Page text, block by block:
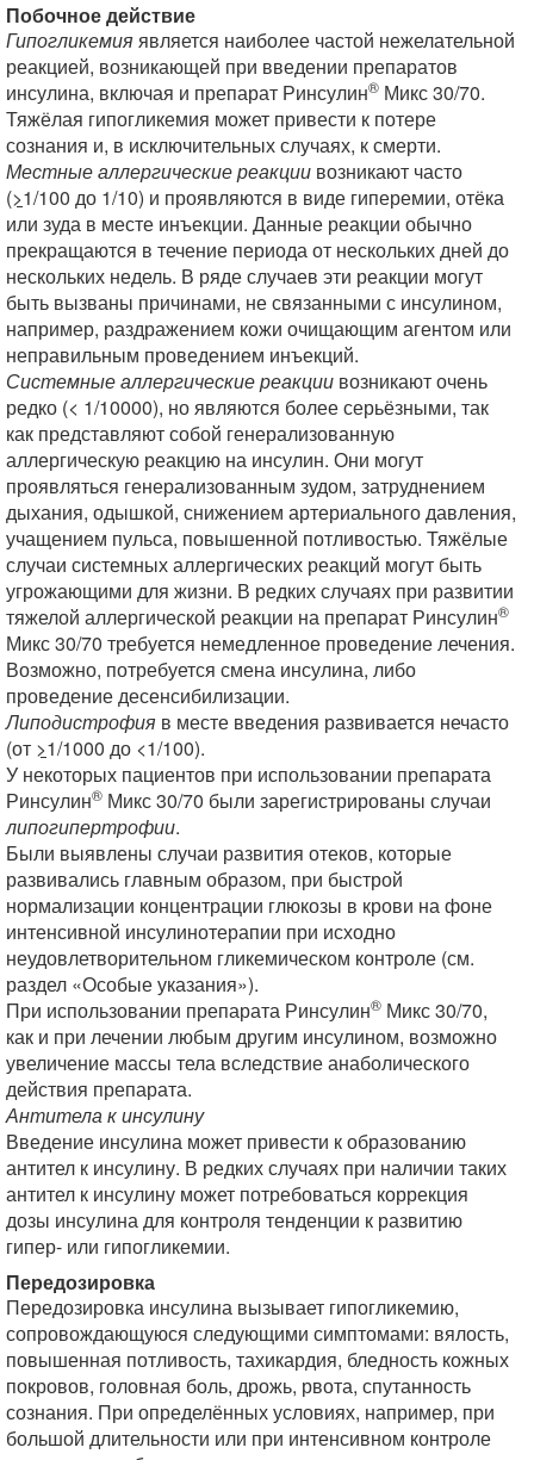
Побочное действие
Гипогликемияявляется наиболее частой нежелательной
реакцией, возникающей при введении препаратов
инсулина, включая и препарат Ринсулин® Микс 30/70.
Тяжёлая гипогликемия может привести к потере
сознания и, в исключительных случаях, к смерти.
Местные аллергические реакции возникают часто
(>1/100 до 1/10) и проявляются в виде гиперемии, отёка
или зуда в месте инъекции. Данные реакции обычно
прекращаются в течение периода от нескольких дней до
нескольких недель. В ряде случаев эти реакции могут
быть вызваны причинами, не связанными с инсулином,
например, раздражением кожи очищающим агентом или
неправильным проведением инъекций.
Системные аллергические реакции возникают очень
редко (< 1/10000), но являются более серьёзными, так
как представляют собой генерализованную
аллергическую реакцию на инсулин. Они могут
проявляться генерализованным зудом, затруднением
дыхания, одышкой, снижением артериального давления,
учащением пульса, повышенной потливостью. Тяжёлые
случаи системных аллергических реакций могут быть
угрожающими для жизни. В редких случаях при развитии
тяжелой аллергической реакции на препарат Ринсулин®
Микс 30/70 требуется немедленное проведение лечения.
Возможно, потребуется смена инсулина, либо
проведение десенсибилизации.
Липодистрофия в месте введения развивается нечасто
(от >1/1000 до <1/100).
У некоторых пациентов при использовании препарата
Ринсулин® Микс 30/70 были зарегистрированы случаи
липогипертрофии.
Были выявлены случаи развития отеков, которые
развивались главным образом, при быстрой
нормализации концентрации глюкозы в крови на фоне
интенсивной инсулинотерапии при исходно
неудовлетворительном гликемическом контроле (см.
раздел «Особые указания»).
При использовании препарата Ринсулин® Микс 30/70,
как и при лечении любым другим инсулином, возможно
увеличение массы тела вследствие анаболического
действия препарата.
Антитела к инсулину
Введение инсулина может привести к образованию
антител к инсулину. В редких случаях при наличии таких
антител к инсулину может потребоваться коррекция
дозы инсулина для контроля тенденции к развитию
гипер- или гипогликемии.
Передозировка
Передозировка инсулина вызывает гипогликемию,
сопровождающуюся следующими симптомами: вялость,
повышенная потливость, тахикардия, бледность кожных
покровов, головная боль, дрожь, рвота, спутанность
сознания. При определённых условиях, например, при
большой длительности или при интенсивном контроле